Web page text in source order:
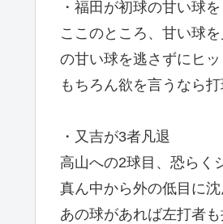
・福田が初球の甘い球
ここのところ、甘い球
の甘い球を逃さずにヒッ
もちろん欲を言うなら
・又吉が3者凡退
高山への2球目、恐らく
真ん中から外の低目に
あの球があれば左打者も